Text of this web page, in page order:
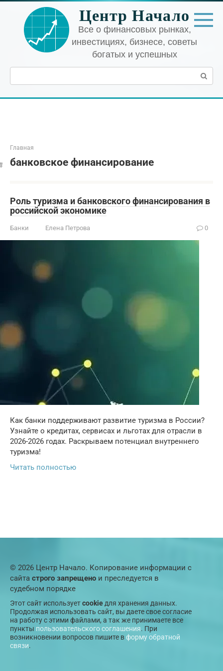
Перейти
контенту
Центр Начало
Все о финансовых рынках,
инвестициях, бизнесе, советы
богатых и успешных
Поиск:
Главная
банковское финансирование
Роль туризма и банковского финансирования в
российской экономике
Банки Елена Петрова 0
Как банки поддерживают развитие туризма в России?
Узнайте о кредитах, сервисах и льготах для отрасли в
2026-2026 годах. Раскрываем потенциал внутреннего
туризма!
Читать полностью
© 2026 Центр Начало. Копирование информации с
сайта строго запрещено и преследуется в
судебном порядке
Этот сайт используетcookie для хранения данных.
Продолжая использовать сайт, вы даете свое согласие
на работу с этими файлами, а так же принимаете все
пункты пользовательского соглашения. При
возникновении вопросов пишите вформу обратной
связи.